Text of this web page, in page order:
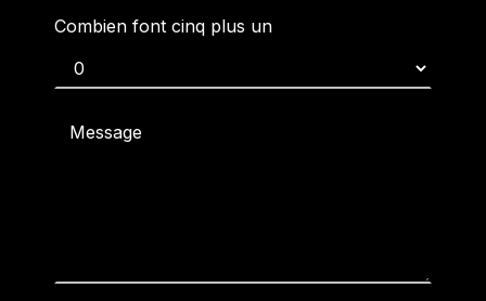
Combien font cinq plus un